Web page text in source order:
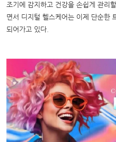
조기에 감지하고 건강을 손쉽게 관리
면서 디지털 헬스케어는 이제 단순한
되어가고 있다.